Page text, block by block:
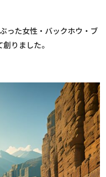
った女性・バックホウ・ブ
りました。